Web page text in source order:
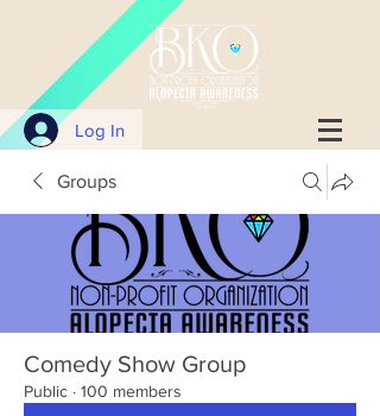
Log In
Groups
Comedy Show Group
Public · 100 members